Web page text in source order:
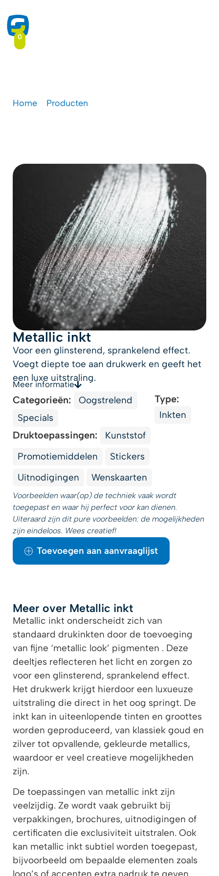
0
Home- Producten
Metallic inkt
Voor een glinsterend, sprankelend effect.
Voegt diepte toe aan drukwerk en geeft het
een luxe uitstraling.
Meer informatie
Categorieën:
Oogstrelend
Specials
Type:
Inkten
Druktoepassingen:
Kunststof
Promotiemiddelen
Stickers
Uitnodigingen
Wenskaarten
Voorbeelden waar(op) de techniek vaak wordt
toegepast en waar hij perfect voor kan dienen.
Uiteraard zijn dit pure voorbeelden: de mogelijkheden
zijn eindeloos. Wees creatief!
Toevoegen aan aanvraaglijst
Meer over Metallic inkt
Metallic inkt onderscheidt zich van
standaard drukinkten door de toevoeging
van fijne ‘metallic look’ pigmenten . Deze
deeltjes reflecteren het licht en zorgen zo
voor een glinsterend, sprankelend effect.
Het drukwerk krijgt hierdoor een luxueuze
uitstraling die direct in het oog springt. De
inkt kan in uiteenlopende tinten en groottes
worden geproduceerd, van klassiek goud en
zilver tot opvallende, gekleurde metallics,
waardoor er veel creatieve mogelijkheden
zijn.
De toepassingen van metallic inkt zijn
veelzijdig. Ze wordt vaak gebruikt bij
verpakkingen, brochures, uitnodigingen of
certificaten die exclusiviteit uitstralen. Ook
kan metallic inkt subtiel worden toegepast,
bijvoorbeeld om bepaalde elementen zoals